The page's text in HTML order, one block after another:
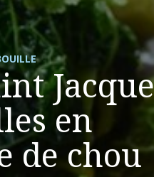
en
de chou